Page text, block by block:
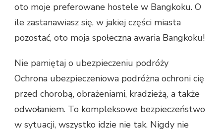
oto moje preferowane hostele w Bangkoku. O
ile zastanawiasz się, w jakiej części miasta
pozostać, oto moja społeczna awaria Bangkoku!
Nie pamiętaj o ubezpieczeniu podróży
Ochrona ubezpieczeniowa podróżna ochroni cię
przed chorobą, obrażeniami, kradzieżą, a także
odwołaniem. To kompleksowe bezpieczeństwo
w sytuacji, wszystko idzie nie tak. Nigdy nie